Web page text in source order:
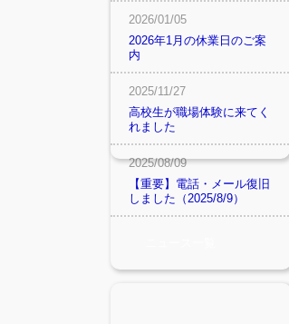
2026/01/05
2026年1月の休業日のご案
内
2025/11/27
高校生が職場体験に来てく
れました
2025/08/09
【重要】電話・メール復旧
しました（2025/8/9）